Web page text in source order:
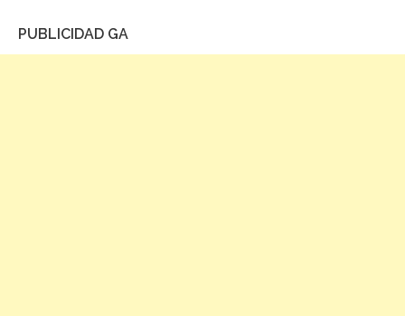
PUBLICIDAD GA